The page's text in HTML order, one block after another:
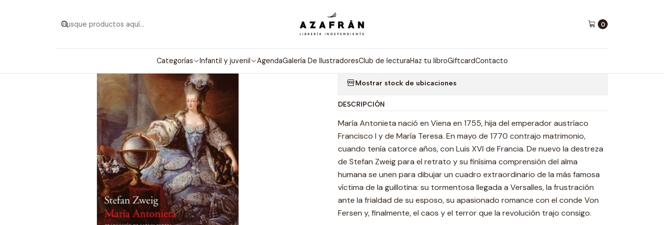
0
Categorías Infantil y juvenil AgendaGalería De IlustradoresClub de lecturaHaz tu libroGiftcardContacto
Biografía Y Memoria
MARÍA ANTONIETA
Mostrar stock de ubicaciones
DESCRIPCIÓN
María Antonieta nació en Viena en 1755, hija del emperador austríaco
Francisco I y de María Teresa. En mayo de 1770 contrajo matrimonio,
cuando tenía catorce años, con Luis XVI de Francia. De nuevo la destreza
de Stefan Zweig para el retrato y su finísima comprensión del alma
humana se unen para dibujar un cuadro extraordinario de la más famosa
víctima de la guillotina: su tormentosa llegada a Versalles, la frustración
ante la frialdad de su esposo, su apasionado romance con el conde Von
Fersen y, finalmente, el caos y el terror que la revolución trajo consigo.